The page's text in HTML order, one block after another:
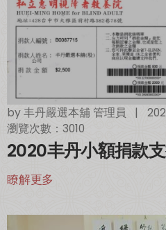
by丰丹嚴選本舖 管理員 |
瀏覽次數：3010
2020丰丹小額捐款
瞭解更多